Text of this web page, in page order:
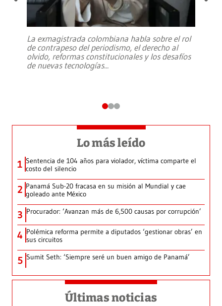
La exmagistrada colombiana habla sobre el rol
de contrapeso del periodismo, el derecho al
olvido, reformas constitucionales y los desafíos
de nuevas tecnologías...
Lo más leído
1 Sentencia de 104 años para violador, víctima comparte el
costo del silencio
2 Panamá Sub-20 fracasa en su misión al Mundial y cae
goleado ante México
3 Procurador: ‘Avanzan más de 6,500 causas por corrupción’
4 Polémica reforma permite a diputados ‘gestionar obras’ en
sus circuitos
5 Sumit Seth: ‘Siempre seré un buen amigo de Panamá’
Últimas noticias